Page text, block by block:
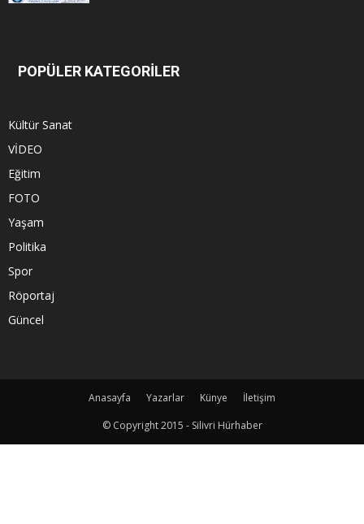
POPÜLER KATEGORİLER
Kültür Sanat
VİDEO
Eğitim
FOTO
Yaşam
Politika
Spor
Röportaj
Güncel
Anasayfa Yazarlar Künye
İletişim
© Copyright 2015 - Silivri Hürhaber